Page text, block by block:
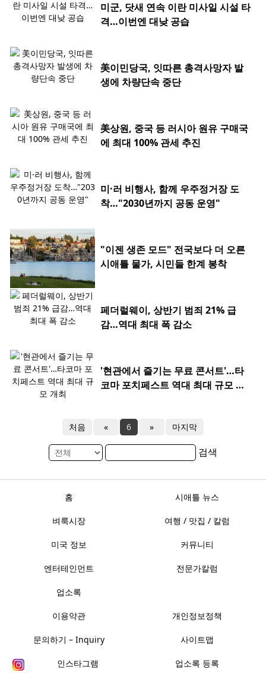
미군, 닷새 연속 이란 미사일 시설 타
격…이번엔 대낮 공습
美이민당국, 잇따른 총격사망자 발
생에 차량단속 중단
美상원, 중국 등 러시아 원유 구매국
에 최대 100% 관세 추진
미·러 비행사, 함께 우주정거장 도
착…"2030년까지 공동 운영"
"이젠 생존 모드" 전국보다 더 오른
시애틀 물가, 시민들 한계 봉착
페더럴웨이, 상반기 범죄 21% 급
감…역대 최대 폭 감소
'현관에서 즐기는 무료 콘서트'…타
코마 포치페스트 역대 최대 규모 개
처음 « 6 » 마지막
검색
홈 시애틀 뉴스
벼룩시장 여행 / 맛집 / 칼럼
미국 정보 커뮤니티
엔터테인먼트 전문가칼럼
업소록
이용약관 개인정보정책
문의하기 – Inquiry 사이트맵
인스타그램 업소록 등록